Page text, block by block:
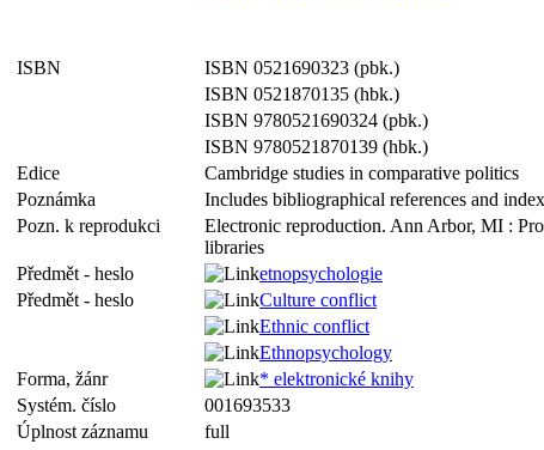
ISBN
ISBN 0521690323 (pbk.)
ISBN 0521870135 (hbk.)
ISBN 9780521690324 (pbk.)
ISBN 9780521870139 (hbk.)
Edice
Cambridge studies in comparative politics
Poznámka
Includes bibliographical references and index
Pozn. k reprodukci
Electronic reproduction. Ann Arbor, MI :
libraries
Předmět - heslo
etnopsychologie
Předmět - heslo
Culture conflict
Ethnic conflict
Ethnopsychology
Forma, žánr
* elektronické knihy
Systém. číslo
001693533
Úplnost záznamu
full